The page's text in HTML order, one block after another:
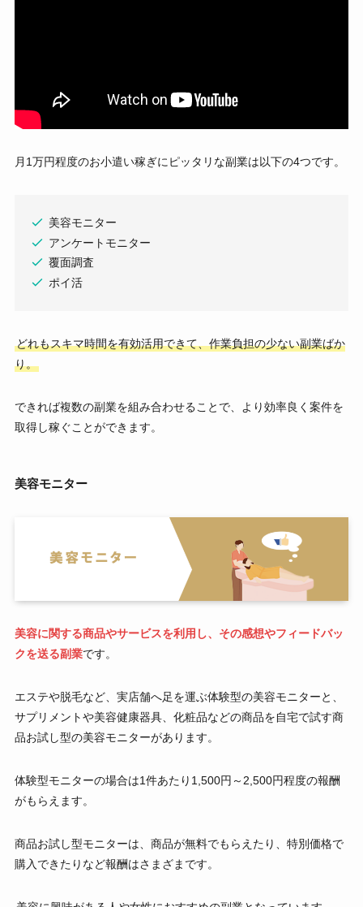
月1万円程度のお小遣い稼ぎにピッタリな副業は以下の4つです。
美容モニター
アンケートモニター
覆面調査
ポイ活
どれもスキマ時間を有効活用できて、作業負担の少ない副業ばか
り。
できれば複数の副業を組み合わせることで、より効率良く案件を
取得し稼ぐことができます。
美容モニター
美容に関する商品やサービスを利用し、その感想やフィードバッ
クを送る副業です。
エステや脱毛など、実店舗へ足を運ぶ体験型の美容モニターと、
サプリメントや美容健康器具、化粧品などの商品を自宅で試す商
品お試し型の美容モニターがあります。
体験型モニターの場合は1件あたり1,500円～2,500円程度の報酬
がもらえます。
商品お試し型モニターは、商品が無料でもらえたり、特別価格で
購入できたりなど報酬はさまざまです。